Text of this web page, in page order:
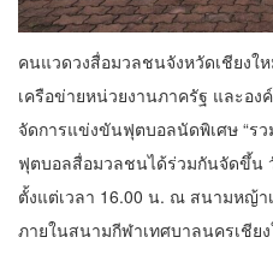
คนแวดวงสื่อมวลชนจังหวัดเชียงใ
เครือข่ายหน่วยงานภาครัฐ และอง
จัดการแข่งขันฟุตบอลนัดพิเศษ “ร
ฟุตบอลสื่อมวลชนได้ร่วมกันจัดขึ้น
ตั้งแต่เวลา 16.00 น. ณ สนามหญ้
ภายในสนามกีฬาเทศบาลนครเชีย